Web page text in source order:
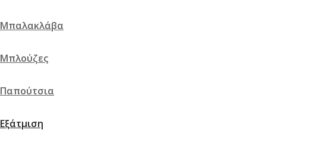
Μπαλακλάβα
Μπλούζες
Παπούτσια
Εξάτμιση